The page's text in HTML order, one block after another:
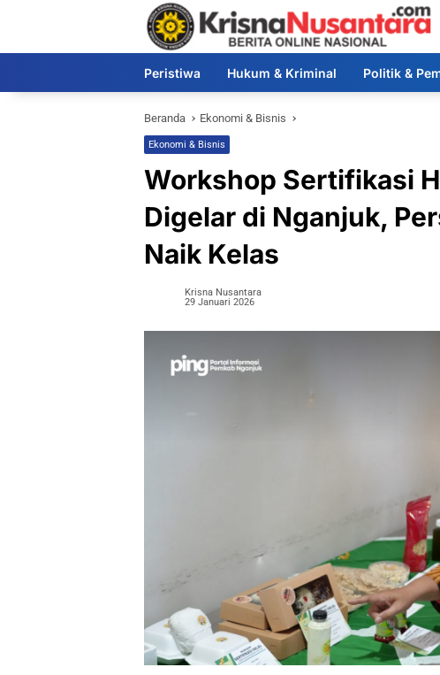
Peristiwa Hukum & Kriminal Politik &
Beranda Ekonomi & Bisnis
Ekonomi & Bisnis
Workshop Sertifikasi
Digelar di Nganjuk,
Naik Kelas
Krisna Nusantara
29 Januari 2026